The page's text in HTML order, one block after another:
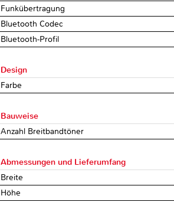
Funkübertragung
Bluetooth Codec
Bluetooth-Profil
Design
Farbe
Bauweise
Anzahl Breitbandtöner
Abmessungen und Lieferumfang
Breite
Höhe